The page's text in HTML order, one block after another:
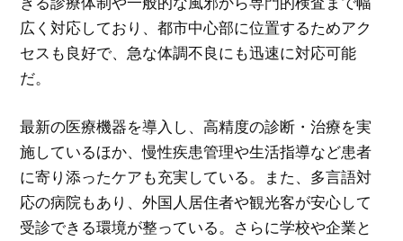
広く対応しており、都市中心部に位置するためアク
セスも良好で、急な体調不良にも迅速に対応可能
だ。
最新の医療機器を導入し、高精度の診断・治療を実
施しているほか、慢性疾患管理や生活指導など患者
に寄り添ったケアも充実している。また、多言語対
応の病院もあり、外国人居住者や観光客が安心して
受診できる環境が整っている。さらに学校や企業と